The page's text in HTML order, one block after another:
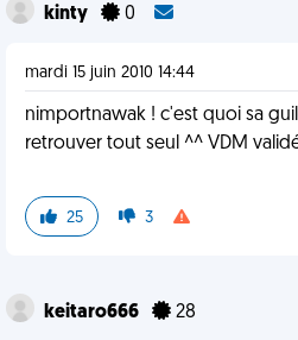
kinty 0
mardi 15 juin 2010 14:44
nimportnawak ! c'est quoi sa
retrouver tout seul ^^ VDM
25 3
keitaro666 28